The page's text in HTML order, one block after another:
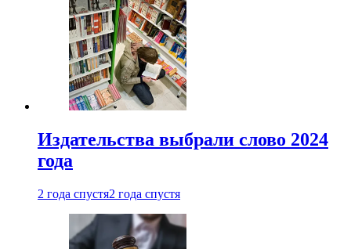
Издательства выбрали слово 2024
года
2 года спустя2 года спустя